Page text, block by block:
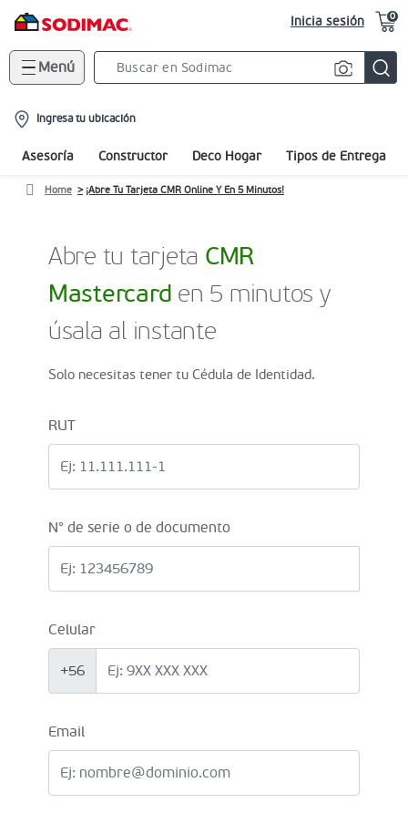
Inicia sesión 0
Menú
location-
icon
Ingresa tu ubicación
Asesoría Constructor Deco Hogar Tipos de Entrega
Home ¡Abre Tu Tarjeta CMR Online Y En 5 Minutos!
Abre tu tarjeta CMR
Mastercard en 5 minutos y
úsala al instante
Solo necesitas tener tu Cédula de Identidad.
RUT
N° de serie o de documento
Celular
+56
Email